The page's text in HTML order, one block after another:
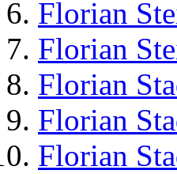
Florian
Florian
Florian
Florian
Florian